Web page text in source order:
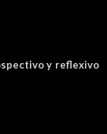
y reflexivo